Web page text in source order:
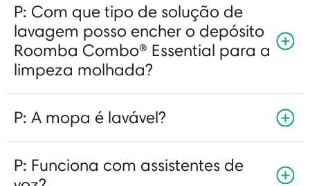
P: Com que tipo de solução de
lavagem posso encher o depósito
Roomba Combo® Essential para a
limpeza molhada?
P: A mopa é lavável?
P: Funciona com assistentes de